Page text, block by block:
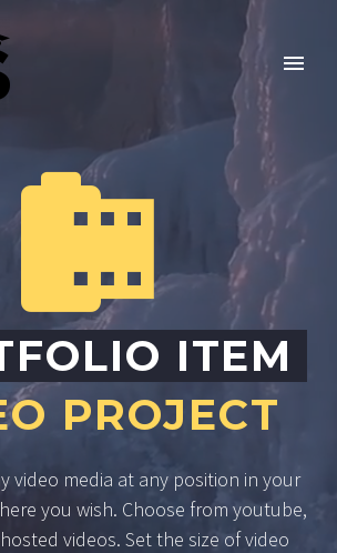


ITEM
PROJECT
video media at any position in your
you wish. Choose from youtube,
videos. Set the size of video